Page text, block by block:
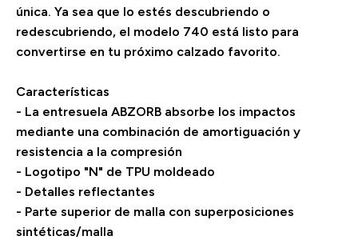
única. Ya sea que lo estés descubriendo o
redescubriendo, el modelo 740 está listo para
convertirse en tu próximo calzado favorito.
Características
- La entresuela ABZORB absorbe los impactos
mediante una combinación de amortiguación y
resistencia a la compresión
- Logotipo "N" de TPU moldeado
- Detalles reflectantes
- Parte superior de malla con superposiciones
sintéticas/malla